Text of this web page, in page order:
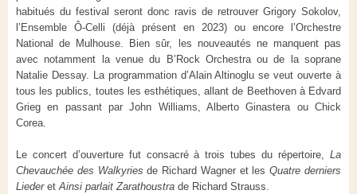
habitués du festival seront donc ravis de retrouver Grigory Sokolov,
l’Ensemble Ô-Celli (déjà présent en 2023) ou encore l’Orchestre
National de Mulhouse. Bien sûr, les nouveautés ne manquent pas
avec notamment la venue du B’Rock Orchestra ou de la soprane
Natalie Dessay. La programmation d’Alain Altinoglu se veut ouverte à
tous les publics, toutes les esthétiques, allant de Beethoven à Edvard
Grieg en passant par John Williams, Alberto Ginastera ou Chick
Corea.
Le concert d’ouverture fut consacré à trois tubes du répertoire, La
Chevauchée des Walkyries de Richard Wagner et lesQuatre derniers
LiederetAinsi parlait Zarathoustra de Richard Strauss.